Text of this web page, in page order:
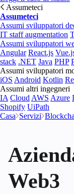
Assumeteci
Assumeteci
Assumi sviluppatori
IT staff augmentation
Assumi sviluppatori
Angular React.js
stack .NET Java PHP
Assumi sviluppatori
iOS Android Kotlin
Assumi altri ingegneri
IA Cloud AWS Azure
Shopify UiPath
Casa Servizi
Web3